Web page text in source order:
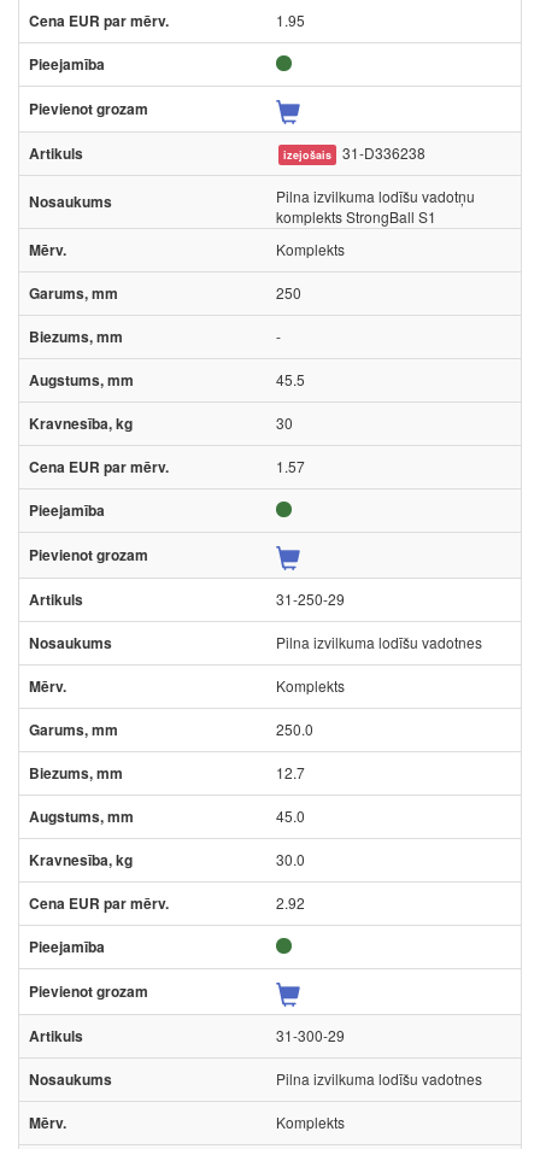
1.95
izejošais 31-D336238
Pilna izvilkuma lodīšu vadotņu
komplekts StrongBall S1
Komplekts
250
-
45.5
30
1.57
31-250-29
Pilna izvilkuma lodīšu vadotnes
Komplekts
250.0
12.7
45.0
30.0
2.92
31-300-29
Pilna izvilkuma lodīšu vadotnes
Komplekts